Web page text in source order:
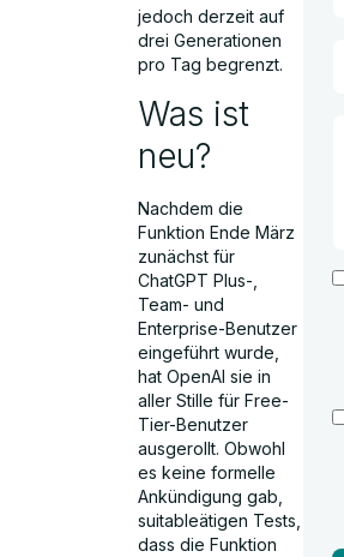
jedoch derzeit auf
drei Generationen
pro Tag begrenzt.
Was ist
neu?
Nachdem die
Funktion Ende März
zunächst für
ChatGPT Plus-,
Team- und
Enterprise-Benutzer
eingeführt wurde,
hat OpenAI sie in
aller Stille für Free-
Tier-Benutzer
ausgerollt. Obwohl
es keine formelle
Ankündigung gab,
suitableätigen Tests,
dass die Funktion